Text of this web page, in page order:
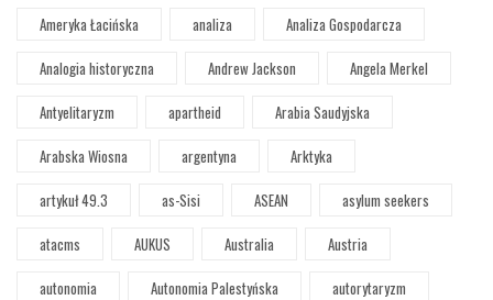
Ameryka Łacińska
analiza
Analiza Gospodarcza
Analogia historyczna
Andrew Jackson
Angela Merkel
Antyelitaryzm
apartheid
Arabia Saudyjska
Arabska Wiosna
argentyna
Arktyka
artykuł 49.3
as-Sisi ASEAN
asylum seekers
atacms
AUKUS Australia
Austria
autonomia
Autonomia Palestyńska
autorytaryzm